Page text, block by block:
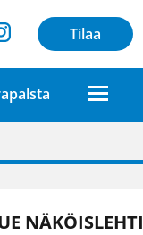
Tilaa
lehdessä
NÄKÖISLEHTI